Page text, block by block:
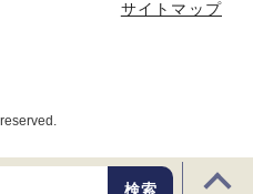
サイトマップ